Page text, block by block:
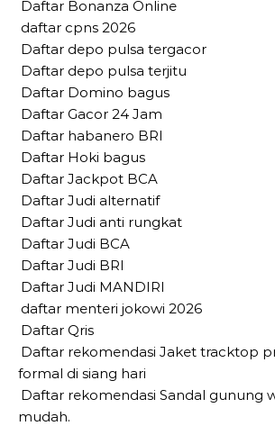
Daftar Bonanza Online
daftar cpns 2026
Daftar depo pulsa tergacor
Daftar depo pulsa terjitu
Daftar Domino bagus
Daftar Gacor 24 Jam
Daftar habanero BRI
Daftar Hoki bagus
Daftar Jackpot BCA
Daftar Judi alternatif
Daftar Judi anti rungkat
Daftar Judi BCA
Daftar Judi BRI
Daftar Judi MANDIRI
daftar menteri jokowi 2026
Daftar Qris
Daftar rekomendasi Jaket tracktop
formal di siang hari
Daftar rekomendasi Sandal gunung
mudah.